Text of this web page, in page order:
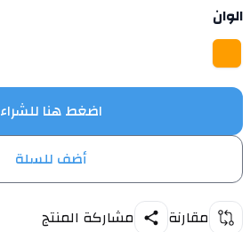
الوان
اختر لون
برتقالي
اضغط هنا للشراء
أضف للسلة
مقارنة مشاركة المنتج